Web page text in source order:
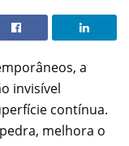
a
invisível
contínua.
melhora o